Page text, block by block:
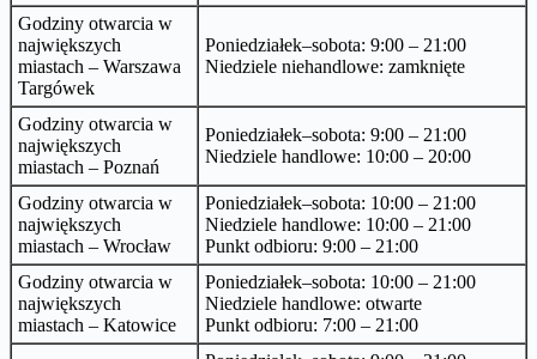
Godziny otwarcia w
największych
miastach – Warszawa
Targówek
Poniedziałek–sobota: 9:00 – 21:00
Niedziele niehandlowe: zamknięte
Godziny otwarcia w
największych
miastach – Poznań
Poniedziałek–sobota: 9:00 – 21:00
Niedziele handlowe: 10:00 – 20:00
Godziny otwarcia w
największych
miastach – Wrocław
Poniedziałek–sobota: 10:00 – 21:00
Niedziele handlowe: 10:00 – 21:00
Punkt odbioru: 9:00 – 21:00
Godziny otwarcia w
największych
miastach – Katowice
Poniedziałek–sobota: 10:00 – 21:00
Niedziele handlowe: otwarte
Punkt odbioru: 7:00 – 21:00